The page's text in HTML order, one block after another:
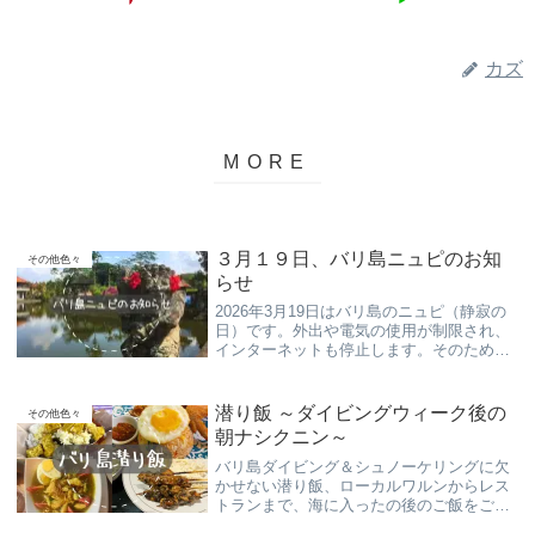
カズ
その他色々
３月１９日、バリ島ニュピのお知
らせ
2026年3月19日はバリ島のニュピ（静寂の
日）です。外出や電気の使用が制限され、
インターネットも停止します。そのため、
す。
その他色々
潜り飯 ～ダイビングウィーク後の
朝ナシクニン～
バリ島ダイビング＆シュノーケリングに欠
かせない潜り飯、ローカルワルンからレス
トランまで、海に入ったの後のご飯をご紹